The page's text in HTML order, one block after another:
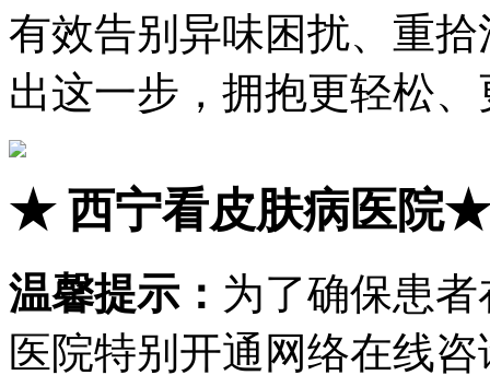
有效告别异味困扰、重
出这一步，拥抱更轻松
★西宁看皮肤病医院★
温馨提示： 为了确保患
医院特别开通网络在线